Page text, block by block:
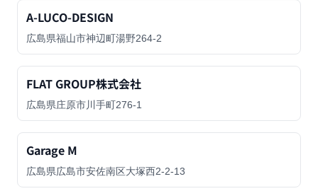
A-LUCO-DESIGN
広島県福山市神辺町湯野264-2
FLAT GROUP株式会社
広島県庄原市川手町276-1
Garage M
広島県広島市安佐南区大塚西2-2-13